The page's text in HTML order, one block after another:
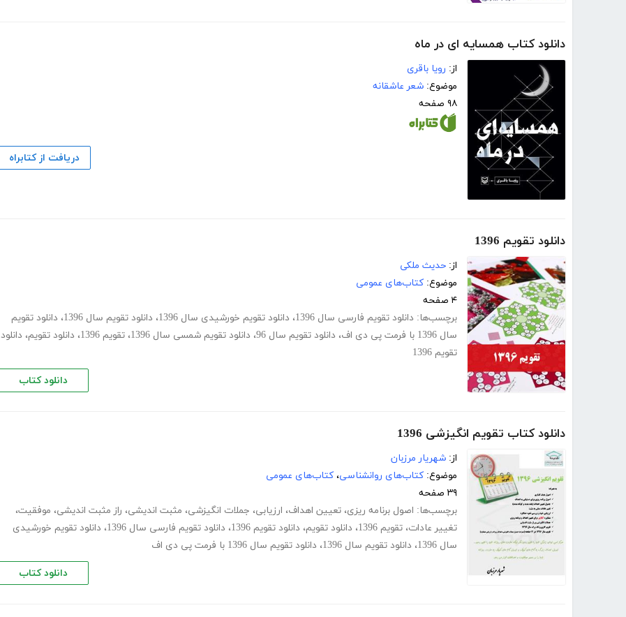
دانلود کتاب همسایه ای در ماه
از: رویا باقری
موضوع: شعر عاشقانه
۹۸ صفحه
دریافت از کتابراه
دانلود تقویم 1396
از: حدیث ملکی
موضوع: کتاب‌های عمومی
۴ صفحه
برچسب‌ها: دانلود تقویم فارسی سال 1396 ، دانلود تقویم خورشیدی سال 1396 ، دانلود تقویم سال 1396 ، دانلود تقویم
سال 1396 با فرمت پی دی اف
، دانلود تقویم سال 96 ، دانلود تقویم شمسی سال 1396 ، تقویم 1396 ، دانلود تقویم، دانلود
تقویم 1396
دانلود کتاب
دانلود کتاب تقویم انگیزشی 1396
از: شهریار مرزبان
موضوع: کتاب‌های روانشناسی، کتاب‌های عمومی
۳۹ صفحه
برچسب‌ها: اصول برنامه ریزی، تعیین اهداف، ارزیابی، جملات انگیزشی، مثبت اندیشی، راز مثبت اندیشی، موفقیت،
تغییر عادات، تقویم 1396 ، دانلود تقویم، دانلود تقویم 1396 ، دانلود تقویم فارسی سال 1396 ، دانلود تقویم خورشیدی
سال 1396
، دانلود تقویم سال 1396 ، دانلود تقویم سال 1396 با فرمت پی دی اف
دانلود کتاب